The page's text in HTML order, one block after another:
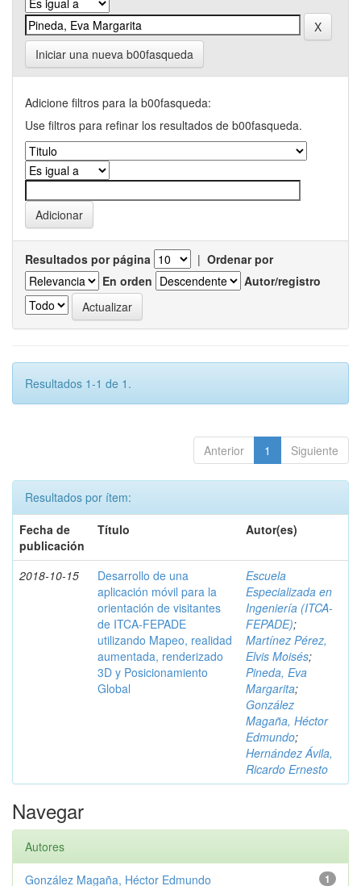
Iniciar una nueva b00fasqueda
Adicione filtros para la b00fasqueda:
Use filtros para refinar los resultados de b00fasqueda.
Resultados por página | Ordenar por
En orden
Autor/registro
Resultados 1-1 de 1.
Anterior 1 Siguiente
Resultados por ítem:
Fecha de
publicación
Título Autor(es)
2018-10-15
Desarrollo de una
aplicación móvil para la
orientación de visitantes
de ITCA-FEPADE
utilizando Mapeo, realidad
aumentada, renderizado
3D y Posicionamiento
Global
Escuela
Especializada en
Ingeniería (ITCA-
FEPADE);
Martínez Pérez,
Elvis Moisés;
Pineda, Eva
Margarita;
González
Magaña, Héctor
Edmundo;
Hernández Ávila,
Ricardo Ernesto
Navegar
Autores
1
González Magaña, Héctor Edmundo